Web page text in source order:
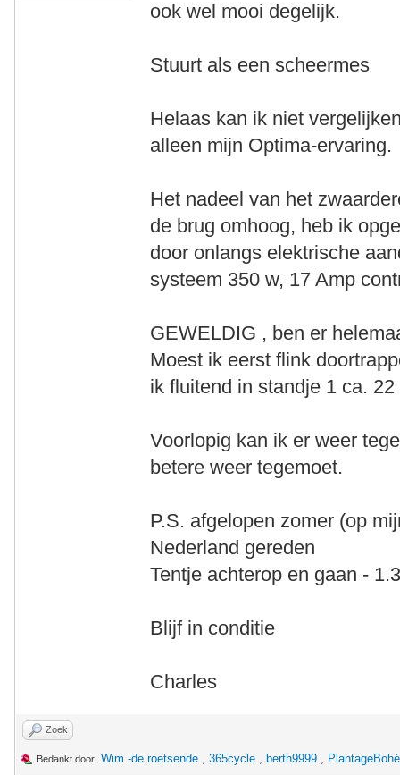
ook wel mooi degelijk.
Stuurt als een scheermes
Helaas kan ik niet
alleen mijn Optima-ervaring.
Het nadeel van het
de brug omhoog, heb ik
door onlangs elektrische
systeem 350 w, 17 Amp
GEWELDIG , ben er
Moest ik eerst flink
ik fluitend in standje 1 ca.
Voorlopig kan ik er weer
betere weer tegemoet.
P.S. afgelopen zomer (op
Nederland gereden
Tentje achterop en gaan -
Blijf in conditie
Charles
Zoek
Bedankt door: Wim -de roetsende , 365cycle , berth9999 ,